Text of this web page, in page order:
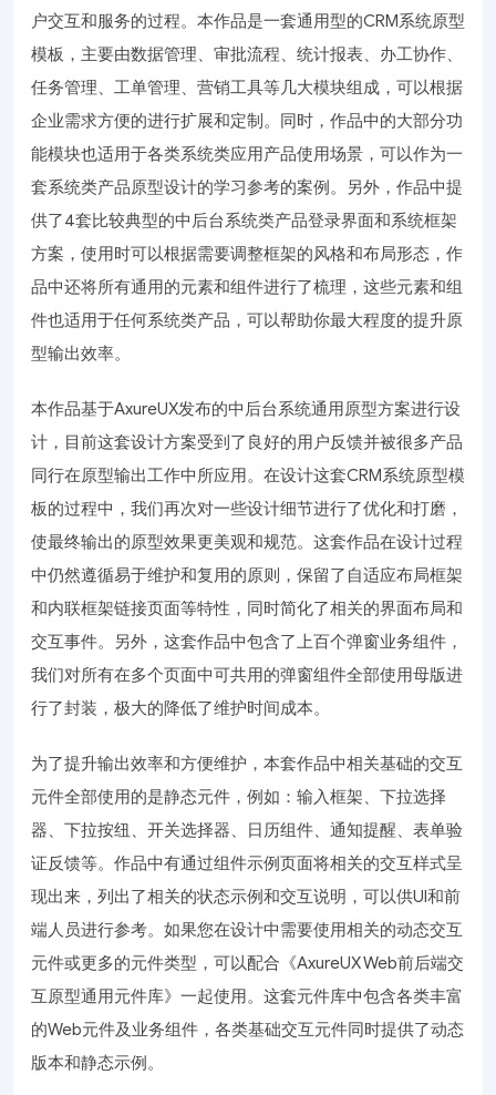
户交互和服务的过程。本作品是一套通用型的CRM系统原型
模板，主要由数据管理、审批流程、统计报表、办工协作、
任务管理、工单管理、营销工具等几大模块组成，可以根据
企业需求方便的进行扩展和定制。同时，作品中的大部分功
能模块也适用于各类系统类应用产品使用场景，可以作为一
套系统类产品原型设计的学习参考的案例。另外，作品中提
供了4套比较典型的中后台系统类产品登录界面和系统框架
方案，使用时可以根据需要调整框架的风格和布局形态，作
品中还将所有通用的元素和组件进行了梳理，这些元素和组
件也适用于任何系统类产品，可以帮助你最大程度的提升原
型输出效率。
本作品基于AxureUX发布的中后台系统通用原型方案进行设
计，目前这套设计方案受到了良好的用户反馈并被很多产品
同行在原型输出工作中所应用。在设计这套CRM系统原型模
板的过程中，我们再次对一些设计细节进行了优化和打磨，
使最终输出的原型效果更美观和规范。这套作品在设计过程
中仍然遵循易于维护和复用的原则，保留了自适应布局框架
和内联框架链接页面等特性，同时简化了相关的界面布局和
交互事件。另外，这套作品中包含了上百个弹窗业务组件，
我们对所有在多个页面中可共用的弹窗组件全部使用母版进
行了封装，极大的降低了维护时间成本。
为了提升输出效率和方便维护，本套作品中相关基础的交互
元件全部使用的是静态元件，例如：输入框架、下拉选择
器、下拉按纽、开关选择器、日历组件、通知提醒、表单验
证反馈等。作品中有通过组件示例页面将相关的交互样式呈
现出来，列出了相关的状态示例和交互说明，可以供UI和前
端人员进行参考。如果您在设计中需要使用相关的动态交互
元件或更多的元件类型，可以配合《AxureUX Web前后端交
互原型通用元件库》一起使用。这套元件库中包含各类丰富
的Web元件及业务组件，各类基础交互元件同时提供了动态
版本和静态示例。